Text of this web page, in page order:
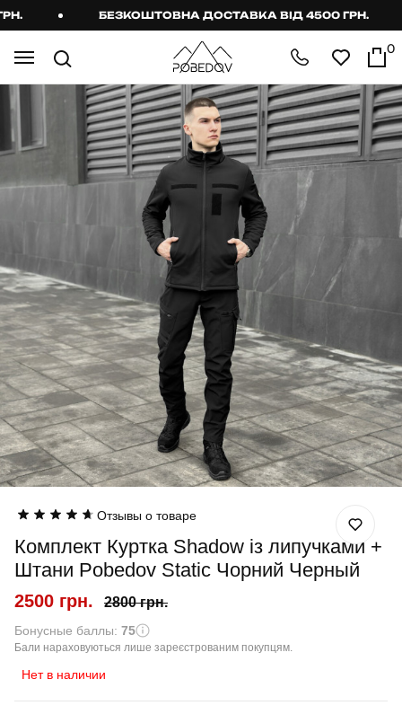
БЕЗКОШТОВНА ДОСТАВКА ВІД 4500 ГРН.
0
Отзывы о товаре
Комплект Куртка Shadow із липучками +
Штани Pobedov Static Чорний Черный
2500 грн. 2800 грн.
Бонусные баллы: 75
Бали нараховуються лише зареєстрованим покупцям.
Нет в наличии